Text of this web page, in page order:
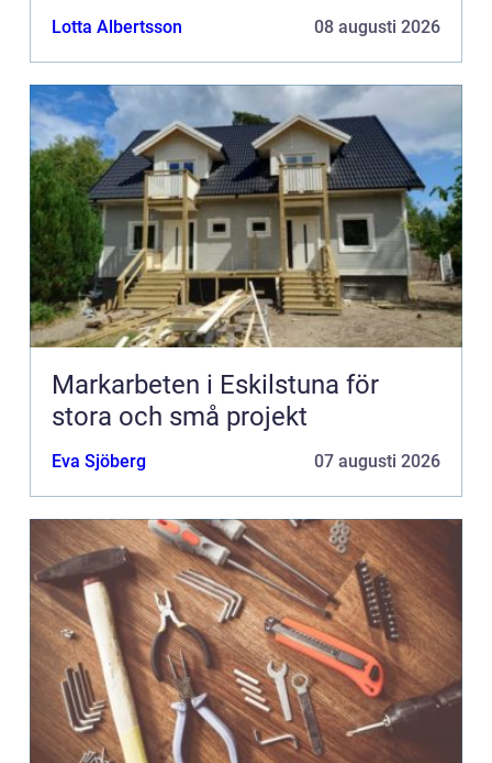
Lotta Albertsson 08 augusti 2026
Markarbeten i Eskilstuna för
stora och små projekt
Eva Sjöberg 07 augusti 2026